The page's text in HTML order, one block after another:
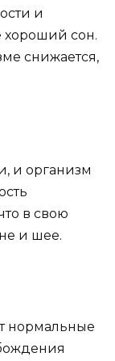
и
хороший сон.
снижается,
и организм
в свою
и шее.
нормальные